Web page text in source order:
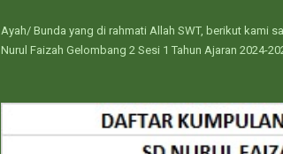
Ayah/ Bunda yang di rahmati Allah SWT, berikut kami
Nurul Faizah Gelombang 2 Sesi 1 Tahun Ajaran 2024-